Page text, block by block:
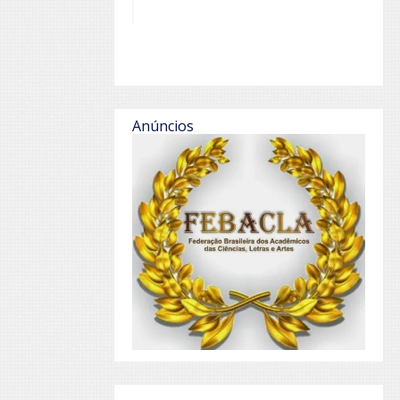
Anúncios